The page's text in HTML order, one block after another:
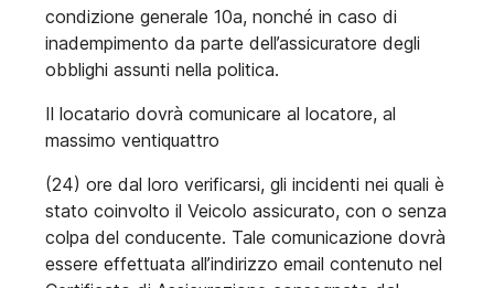
condizione generale 10a, nonché in caso di
inadempimento da parte dell’assicuratore degli
obblighi assunti nella politica.
Il locatario dovrà comunicare al locatore, al
massimo ventiquattro
(24) ore dal loro verificarsi, gli incidenti nei quali è
stato coinvolto il Veicolo assicurato, con o senza
colpa del conducente. Tale comunicazione dovrà
essere effettuata all’indirizzo email contenuto nel